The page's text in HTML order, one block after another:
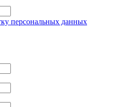
персональных данных